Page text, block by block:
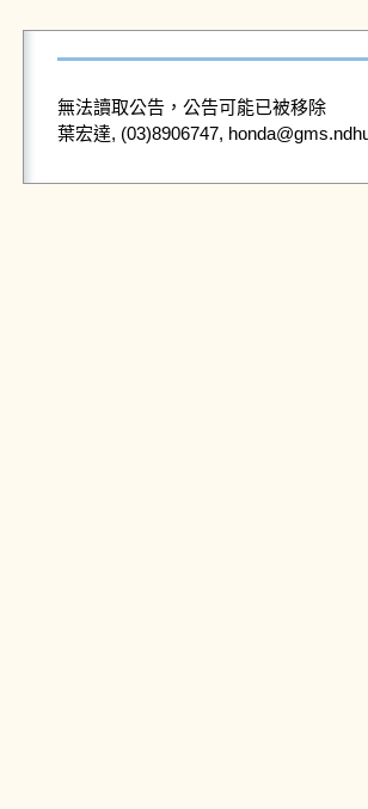
無法讀取公告，公告可能已被移除
葉宏達, (03)8906747,